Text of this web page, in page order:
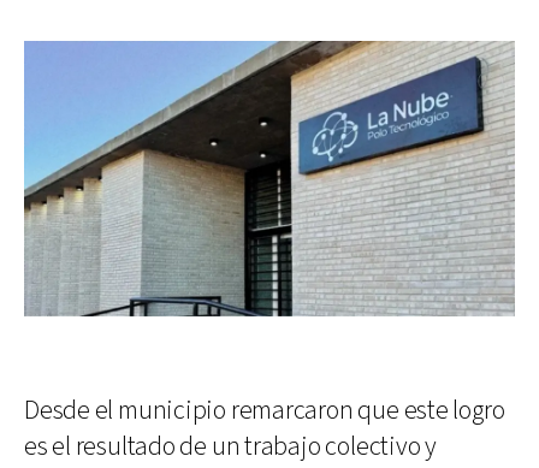
Desde el municipio remarcaron que este logro
es el resultado de un trabajo colectivo y